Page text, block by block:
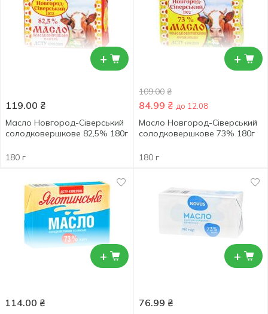
+
119.00 ₴
Масло Новгород-Сіверський
солодковершкове 82,5% 180г
180 г
+
109.00 ₴
84.99 ₴ до 12.08
Масло Новгород-Сіверський
солодковершкове 73% 180г
180 г
+
114.00 ₴
+
76.99 ₴